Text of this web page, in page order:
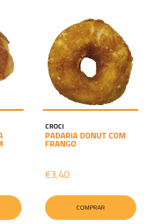
CROCI
PADARIA DONUT COM
FRANGO
€3,40
COMPRAR